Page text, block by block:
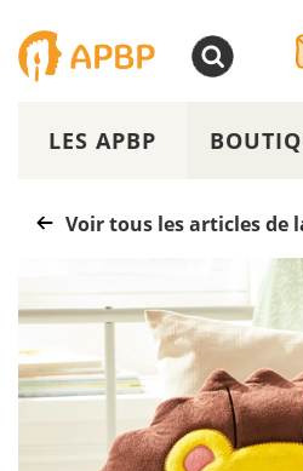
LES APBP
Voir tous les articles de